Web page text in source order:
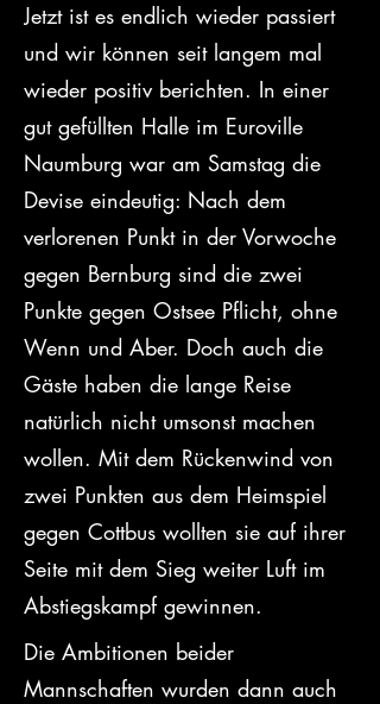
Jetzt ist es endlich wieder passiert
und wir können seit langem mal
wieder positiv berichten. In einer
gut gefüllten Halle im Euroville
Naumburg war am Samstag die
Devise eindeutig: Nach dem
verlorenen Punkt in der Vorwoche
gegen Bernburg sind die zwei
Punkte gegen Ostsee Pflicht, ohne
Wenn und Aber. Doch auch die
Gäste haben die lange Reise
natürlich nicht umsonst machen
wollen. Mit dem Rückenwind von
zwei Punkten aus dem Heimspiel
gegen Cottbus wollten sie auf ihrer
Seite mit dem Sieg weiter Luft im
Abstiegskampf gewinnen.
Die Ambitionen beider
Mannschaften wurden dann auch